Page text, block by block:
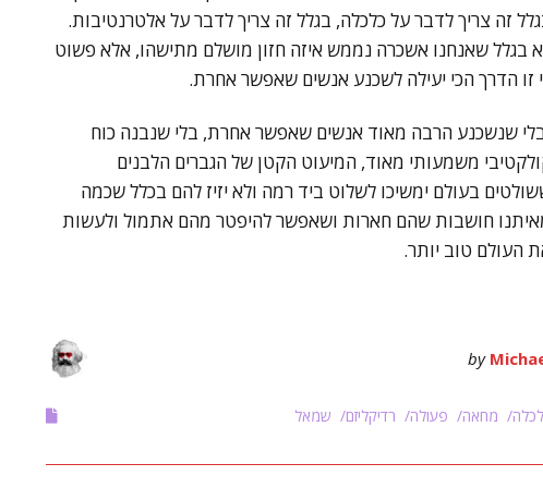
זה צריך לדבר על כלכלה, בגלל זה צריך לדבר על אלטרנטיבות.
בגלל שאנחנו אשכרה נממש איזה חזון מושלם מתישהו, אלא פשוט
זו הדרך הכי יעילה לשכנע אנשים שאפשר אחרת.
שנשכנע הרבה מאוד אנשים שאפשר אחרת, בלי שנבנה כוח
משמעותי מאוד, המיעוט הקטן של הגברים הלבנים
בעולם ימשיכו לשלוט ביד רמה ולא יזיז להם בכלל שכמה
חושבות שהם חארות ושאפשר להיפטר מהם אתמול ולעשות
העולם טוב יותר.
by
מחאה פעולה רדיקליזם שמאל